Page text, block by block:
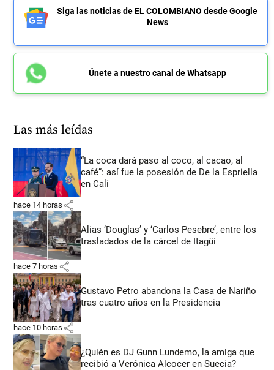
Siga las noticias de EL COLOMBIANO desde Google
News
Únete a nuestro canal de Whatsapp
Las más leídas
“La coca dará paso al coco, al cacao, al
café”: así fue la posesión de De la Espriella
en Cali
hace 14 horas share
Alias ‘Douglas’ y ‘Carlos Pesebre’, entre los
trasladados de la cárcel de Itagüí
hace 7 horas share
Gustavo Petro abandona la Casa de Nariño
tras cuatro años en la Presidencia
hace 10 horas share
¿Quién es DJ Gunn Lundemo, la amiga que
recibió a Verónica Alcocer en Suecia?